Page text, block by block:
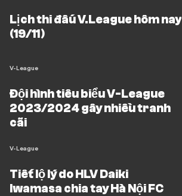
Lịch thi đấu V.League hôm nay
(19/11)
V-League
Đội hình tiêu biểu V-League
2023/2024 gây nhiều tranh
cãi
V-League
Tiết lộ lý do HLV Daiki
Iwamasa chia tay Hà Nội FC